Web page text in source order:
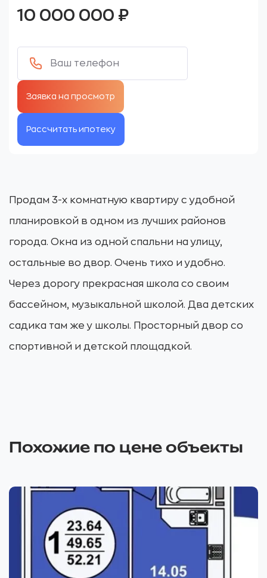
10 000 000 ₽
Рассчитать ипотеку
Продам 3-х комнатную квартиру с удобной
планировкой в одном из лучших районов
города. Окна из одной спальни на улицу,
остальные во двор. Очень тихо и удобно.
Через дорогу прекрасная школа со своим
бассейном, музыкальной школой. Два детских
садика там же у школы. Просторный двор со
спортивной и детской площадкой.
Похожие по цене объекты